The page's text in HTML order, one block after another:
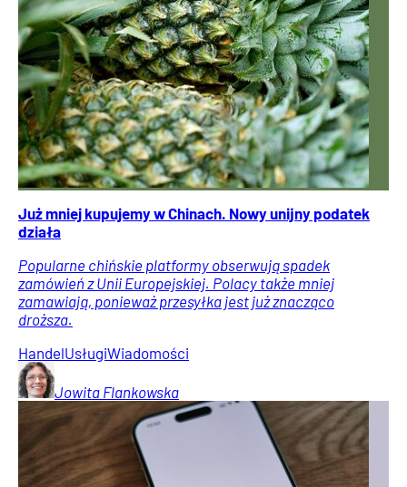
Już mniej kupujemy w Chinach. Nowy unijny podatek
działa
Popularne chińskie platformy obserwują spadek
zamówień z Unii Europejskiej. Polacy także mniej
zamawiają, ponieważ przesyłka jest już znacząco
droższa.
HandelUsługiWiadomości
Jowita Flankowska